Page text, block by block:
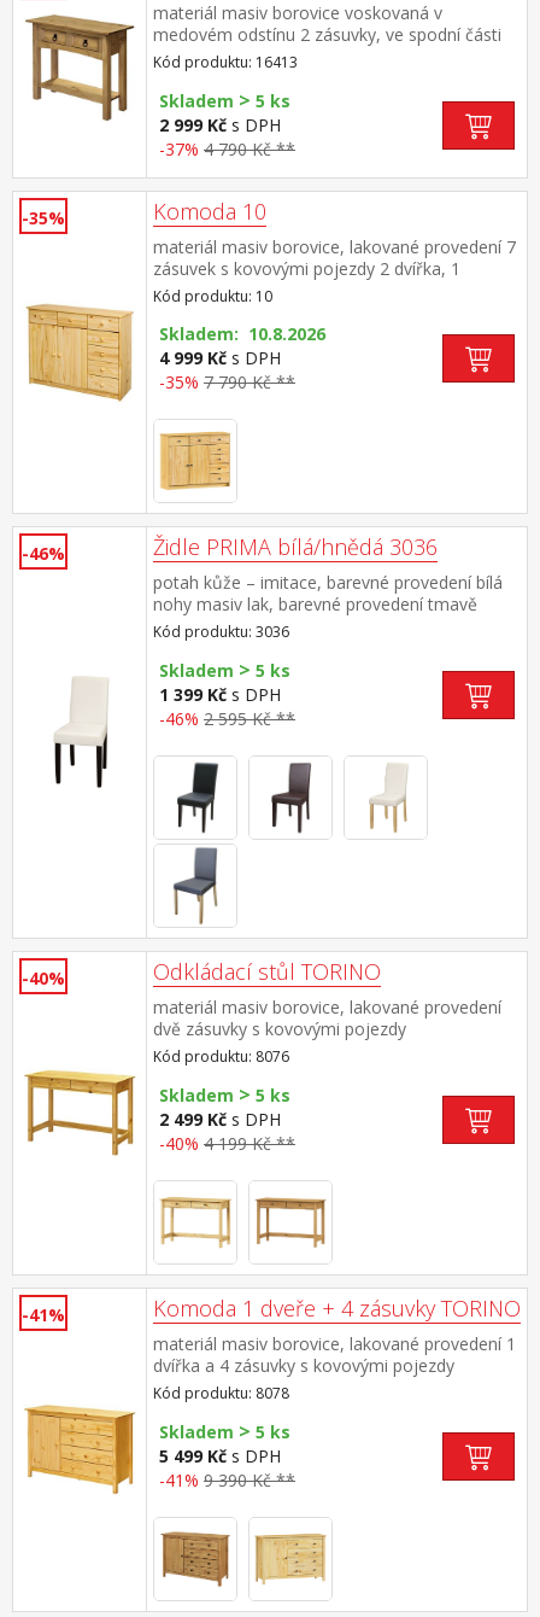
materiál masiv borovice voskovaná v
medovém odstínu 2 zásuvky, ve spodní části
police kovové ozdobné úchytky součást
sestavy Corona
Kód produktu: 16413
Skladem > 5 ks
2 999 Kč s DPH
-37% 4 790 Kč **
-35% Komoda 10
materiál masiv borovice, lakované provedení 7
zásuvek s kovovými pojezdy 2 dvířka, 1
variabilní police
Kód produktu: 10
Skladem: 10.8.2026
4 999 Kč s DPH
-35% 7 790 Kč **
-46% Židle PRIMA bílá/hnědá 3036
potah kůže – imitace, barevné provedení bílá
nohy masiv lak, barevné provedení tmavě
hnědá výška sedu 47 cm, doporučená nosnost
do 120 kg
Kód produktu: 3036
Skladem > 5 ks
1 399 Kč s DPH
-46% 2 595 Kč **
-40% Odkládací stůl TORINO
materiál masiv borovice, lakované provedení
dvě zásuvky s kovovými pojezdy
Kód produktu: 8076
Skladem > 5 ks
2 499 Kč s DPH
-40% 4 199 Kč **
-41% Komoda 1 dveře + 4 zásuvky TORINO
materiál masiv borovice, lakované provedení 1
dvířka a 4 zásuvky s kovovými pojezdy
Kód produktu: 8078
Skladem > 5 ks
5 499 Kč s DPH
-41% 9 390 Kč **